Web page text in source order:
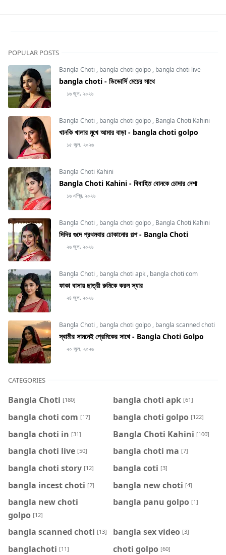
POPULAR POSTS
Bangla Choti , bangla choti golpo , bangla choti live
bangla choti - ডিভোর্সি মেয়ের সাথে
১৬ জুল, ২০২৬
Bangla Choti , bangla choti golpo , Bangla Choti Kahini
খানকি খালার মুখে আমার বাড়া - bangla choti golpo
১৫ জুল, ২০২৬
Bangla Choti Kahini
Bangla Choti Kahini - বিবাহিত বোনকে চোদার নেশা
১৬ এপ্রি, ২০২৬
Bangla Choti , bangla choti golpo , Bangla Choti Kahini
দিদির গুদে প্রথমবার ঢোকানোর গল্প - Bangla Choti
২৬ জুল, ২০২৬
Bangla Choti , bangla choti apk , bangla choti com
ফাকা বাসায় ছাত্রী রুমিকে করল স্যার
২৪ জুল, ২০২৬
Bangla Choti , bangla choti golpo , bangla scanned choti
স্বামীর সামনেই প্রেমিকের সাথে - Bangla Choti Golpo
২০ জুল, ২০২৬
CATEGORIES
Bangla Choti [180] bangla choti apk [61]
bangla choti com [17] bangla choti golpo [122]
bangla choti in [31] Bangla Choti Kahini [100]
bangla choti live [50] bangla choti ma [7]
bangla choti story [12] bangla coti [3]
bangla incest choti [2] bangla new choti [4]
bangla new choti
golpo [12]
bangla panu golpo [1]
bangla scanned choti [13] bangla sex video [3]
banglachoti [11] choti golpo [60]